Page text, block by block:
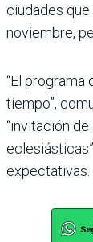
ciudades
noviembre,
“El programa
tiempo”,
“invitación
expectativas.